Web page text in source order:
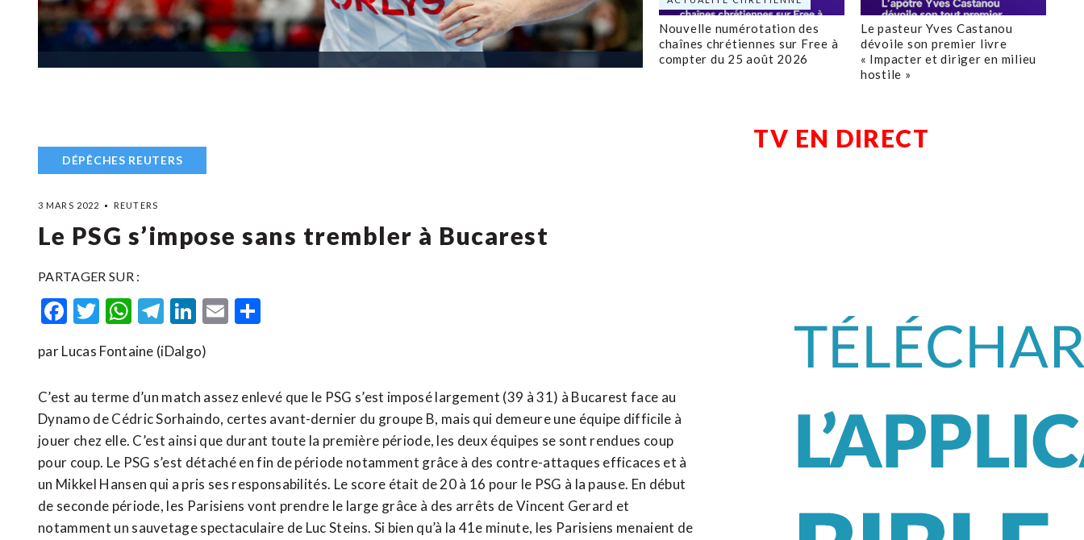
Nouvelle numérotation des
chaînes chrétiennes sur Free à
compter du 25 août 2026
Le pasteur Yves Castanou
dévoile son premier livre
« Impacter et diriger en milieu
hostile »
DÉPÊCHES REUTERS
3 MARS 2022 REUTERS
Le PSG s’impose sans trembler à Bucarest
PARTAGER SUR :
Facebook
Twitter
WhatsApp
Telegram
LinkedIn
Email
par Lucas Fontaine (iDalgo)
C’est au terme d’un match assez enlevé que le PSG s’est imposé largement (39 à 31) à Bucarest face au
Dynamo de Cédric Sorhaindo, certes avant-dernier du groupe B, mais qui demeure une équipe difficile à
jouer chez elle. C’est ainsi que durant toute la première période, les deux équipes se sont rendues coup
pour coup. Le PSG s’est détaché en fin de période notamment grâce à des contre-attaques efficaces et à
un Mikkel Hansen qui a pris ses responsabilités. Le score était de 20 à 16 pour le PSG à la pause. En début
de seconde période, les Parisiens vont prendre le large grâce à des arrêts de Vincent Gerard et
notamment un sauvetage spectaculaire de Luc Steins. Si bien qu’à la 41e minute, les Parisiens menaient de
TV EN DIRECT